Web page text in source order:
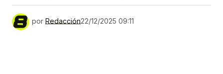
por Redacción22/12/2025 09:11